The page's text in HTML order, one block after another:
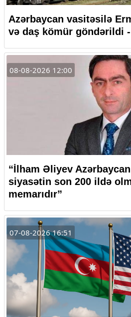
Azərbaycan vasitəsilə
və daş kömür göndərildi -
08-08-2026 12:00
“İlham Əliyev
siyasətin son 200 ildə
memarıdır”
07-08-2026 16:51